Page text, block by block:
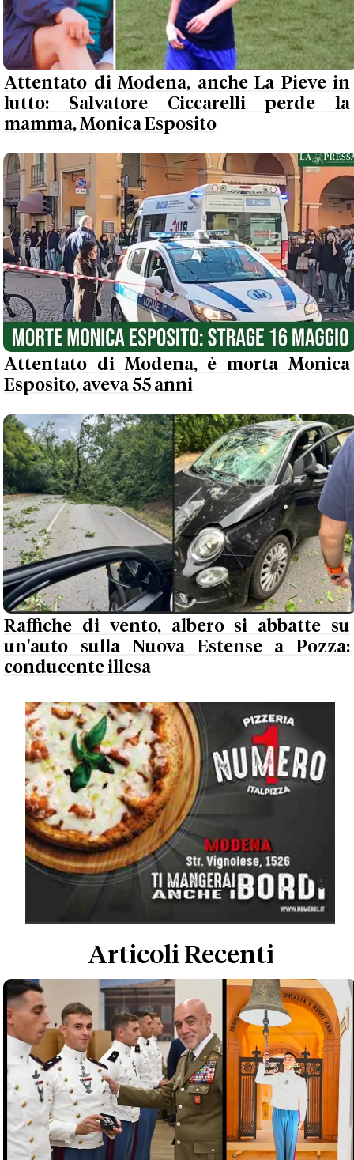
Attentato di Modena, anche La Pieve in
lutto: Salvatore Ciccarelli perde la
mamma, Monica Esposito
Attentato di Modena, è morta Monica
Esposito, aveva 55 anni
Raffiche di vento, albero si abbatte su
un'auto sulla Nuova Estense a Pozza:
conducente illesa
Articoli Recenti